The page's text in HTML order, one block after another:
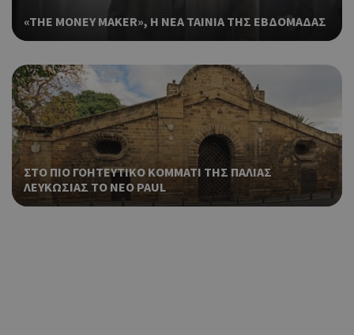
«THE MONEY MAKER», Η ΝΕΑ ΤΑΙΝΙΑ ΤΗΣ ΕΒΔΟΜΑΔΑΣ
ΣΤΟ ΠΙΟ ΓΟΗΤΕΥΤΙΚΟ ΚΟΜΜΑΤΙ ΤΗΣ ΠΑΛΙΑΣ
ΛΕΥΚΩΣΙΑΣ ΤΟ ΝΕΟ PAUL